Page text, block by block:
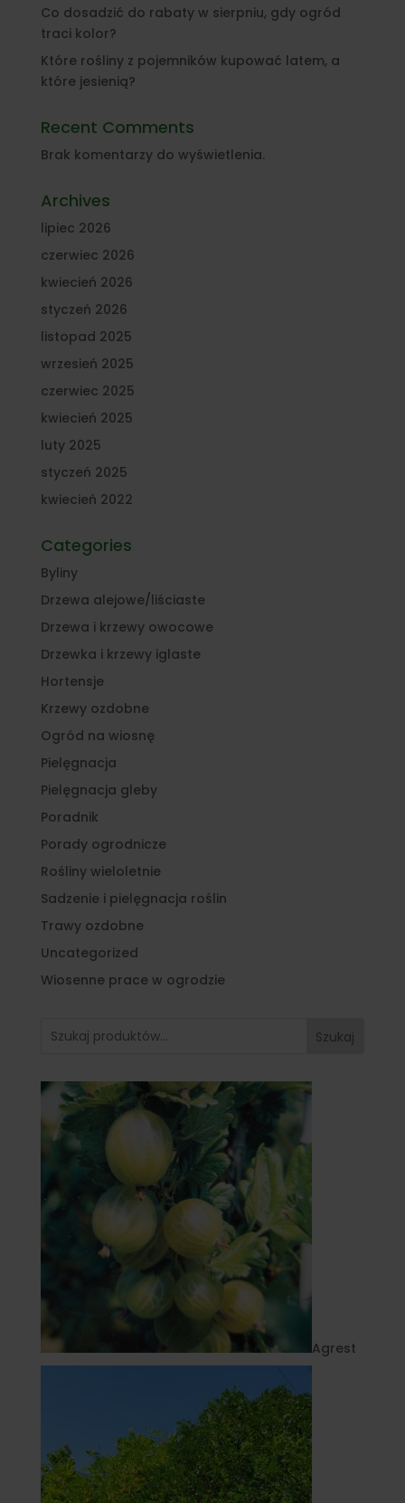
Co dosadzić do rabaty w sierpniu, gdy ogród
traci kolor?
Które rośliny z pojemników kupować latem, a
które jesienią?
Recent Comments
Brak komentarzy do wyświetlenia.
Archives
lipiec 2026
czerwiec 2026
kwiecień 2026
styczeń 2026
listopad 2025
wrzesień 2025
czerwiec 2025
kwiecień 2025
luty 2025
styczeń 2025
kwiecień 2022
Categories
Byliny
Drzewa alejowe/liściaste
Drzewa i krzewy owocowe
Drzewka i krzewy iglaste
Hortensje
Krzewy ozdobne
Ogród na wiosnę
Pielęgnacja
Pielęgnacja gleby
Poradnik
Porady ogrodnicze
Rośliny wieloletnie
Sadzenie i pielęgnacja roślin
Trawy ozdobne
Uncategorized
Wiosenne prace w ogrodzie
Szukaj
Agrest